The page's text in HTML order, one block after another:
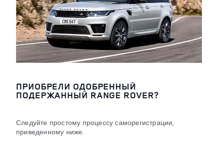
ПРИОБРЕЛИ ОДОБРЕННЫЙ
ПОДЕРЖАННЫЙ RANGE ROVER?
Следуйте простому процессу саморегистрации,
приведенному ниже.